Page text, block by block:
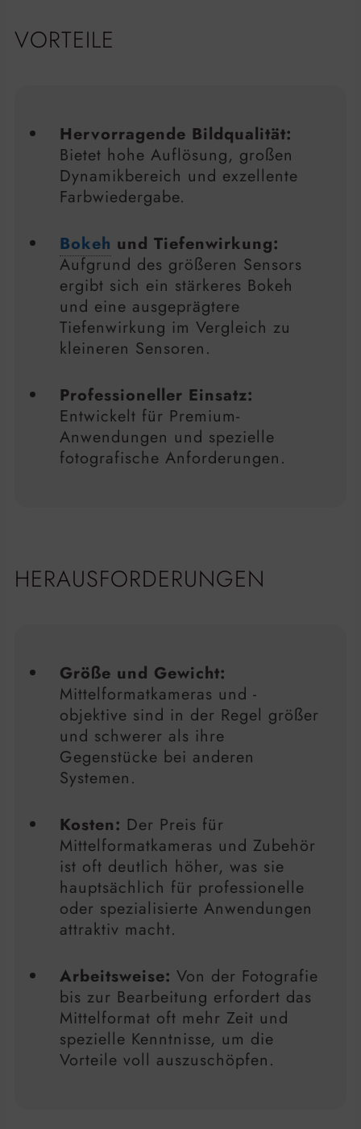
VORTEILE
Hervorragende Bildqualität:
Bietet hohe Auflösung, großen
Dynamikbereich und exzellente
Farbwiedergabe.
Bokeh und Tiefenwirkung:
Aufgrund des größeren Sensors
ergibt sich ein stärkeres Bokeh
und eine ausgeprägtere
Tiefenwirkung im Vergleich zu
kleineren Sensoren.
Professioneller Einsatz:
Entwickelt für Premium-
Anwendungen und spezielle
fotografische Anforderungen.
HERAUSFORDERUNGEN
Größe und Gewicht:
Mittelformatkameras und -
objektive sind in der Regel größer
und schwerer als ihre
Gegenstücke bei anderen
Systemen.
Kosten: Der Preis für
Mittelformatkameras und Zubehör
ist oft deutlich höher, was sie
hauptsächlich für professionelle
oder spezialisierte Anwendungen
attraktiv macht.
Arbeitsweise: Von der Fotografie
bis zur Bearbeitung erfordert das
Mittelformat oft mehr Zeit und
spezielle Kenntnisse, um die
Vorteile voll auszuschöpfen.